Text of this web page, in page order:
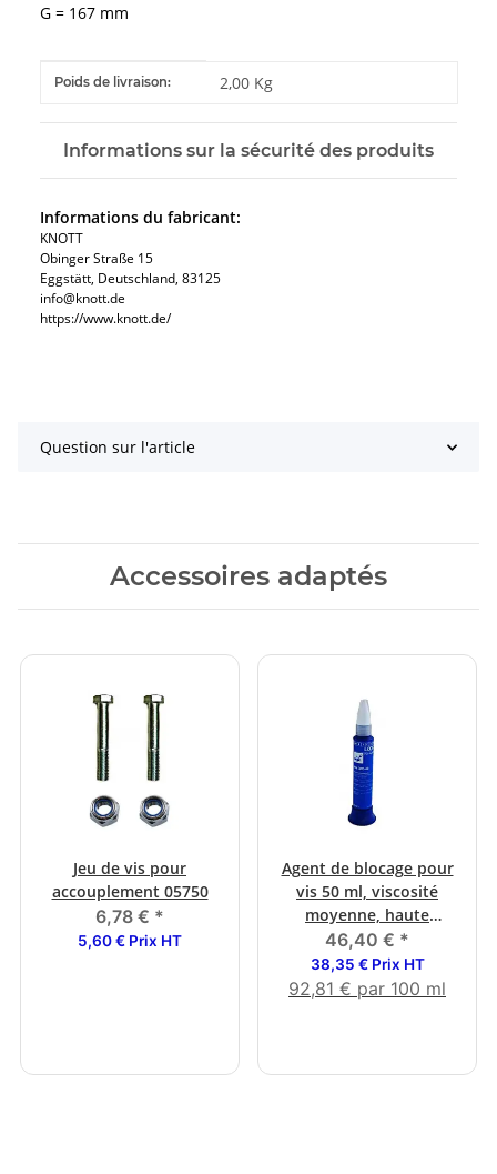
G = 167 mm
#productDetails.itemInformation#
#productDetails.itemValue#
Poids de livraison: 2,00 Kg
Informations sur la sécurité des produits
Informations du fabricant:
KNOTT
Obinger Straße 15
Eggstätt, Deutschland, 83125
info@knott.de
https://www.knott.de/
Question sur l'article
Accessoires adaptés
Jeu de vis pour
accouplement 05750
6,78 € *
5,60 € Prix HT
Agent de blocage pour
vis 50 ml, viscosité
moyenne, haute
résistance
46,40 € *
38,35 € Prix HT
92,81 € par 100 ml